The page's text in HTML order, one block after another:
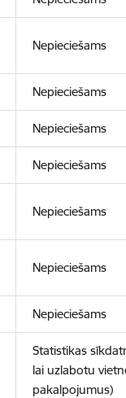
Nepieciešams
Nepieciešams
Nepieciešams
Nepieciešams
Nepieciešams
Nepieciešams
Nepieciešams
Statistikas
lai uzlabotu
pakalpojumus)